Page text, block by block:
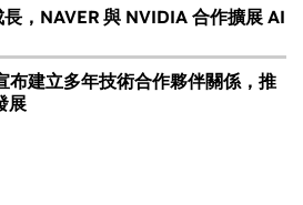
，NAVER 與 NVIDIA 合作擴展 AI
布建立多年技術合作夥伴關係，推
展